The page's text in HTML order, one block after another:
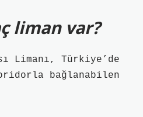
liman var?
Limanı, Türkiye’de
bağlanabilen